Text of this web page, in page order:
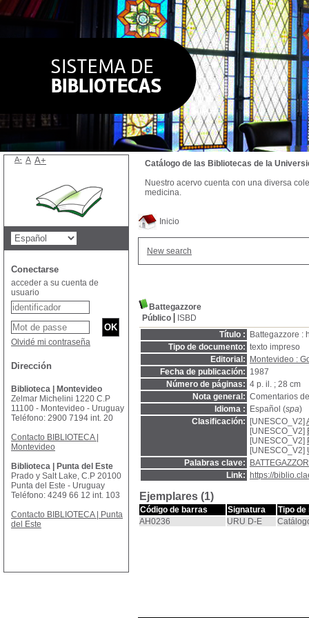
Inicio
New search
Battegazzore
Público
ISBD
Título :
Battegazzore :
Tipo de documento: texto impreso
Editorial:
Montevideo :
Fecha de publicación: 1987
Número de páginas: 4 p. il. ; 28 cm
Nota general: Comentarios
Idioma :
Español (spa)
Clasificación:
[UNESCO_V2]
[UNESCO_V2]
[UNESCO_V2]
[UNESCO_V2]
Palabras clave:
Link:
https://
Ejemplares (1)
Código de barras Signatura
Tipo de
AH0236
URU D-E
Catálogo de las Bibliotecas de la
Nuestro acervo cuenta con una diversa
medicina.
A- A A+
Conectarse
acceder a su cuenta de
usuario
Olvidé mi contraseña
Dirección
Biblioteca | Montevideo
Zelmar Michelini 1220 C.P
11100 - Montevideo - Uruguay
Teléfono: 2900 7194 int. 20
Contacto BIBLIOTECA |
Montevideo
Biblioteca | Punta del Este
Prado y Salt Lake, C.P 20100
Punta del Este - Uruguay
Teléfono: 4249 66 12 int. 103
Contacto BIBLIOTECA | Punta
del Este